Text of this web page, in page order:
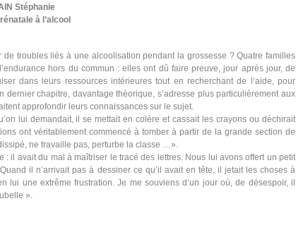
Stéphanie
à l’alcool
troubles liés à une alcoolisation pendant la grossesse ? Quatre familles
hors du commun : elles ont dû faire preuve, jour après jour, de
dans leurs ressources intérieures tout en recherchant de l’aide, pour
dernier chapitre, davantage théorique, s’adresse plus particulièrement aux
approfondir leurs connaissances sur le sujet.
lui demandait, il se mettait en colère et cassait les crayons ou déchirait
ont véritablement commencé à tomber à partir de la grande section de
ne travaille pas, perturbe la classe …».
: il avait du mal à maîtriser le tracé des lettres. Nous lui avons offert un petit
il n’arrivait pas à dessiner ce qu’il avait en tête, il jetait les choses à
lui une extrême frustration. Je me souviens d’un jour où, de désespoir, il
».